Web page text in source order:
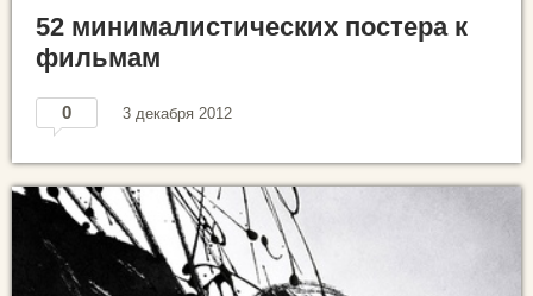
52 минималистических постера к
фильмам
0 3 декабря 2012